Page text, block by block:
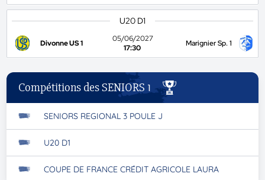
U20 D1
Divonne US 1
05/06/2027
17:30
Marignier Sp. 1
Compétitions des SENIORS 1
SENIORS REGIONAL 3 POULE J
U20 D1
COUPE DE FRANCE CRÉDIT AGRICOLE LAURA